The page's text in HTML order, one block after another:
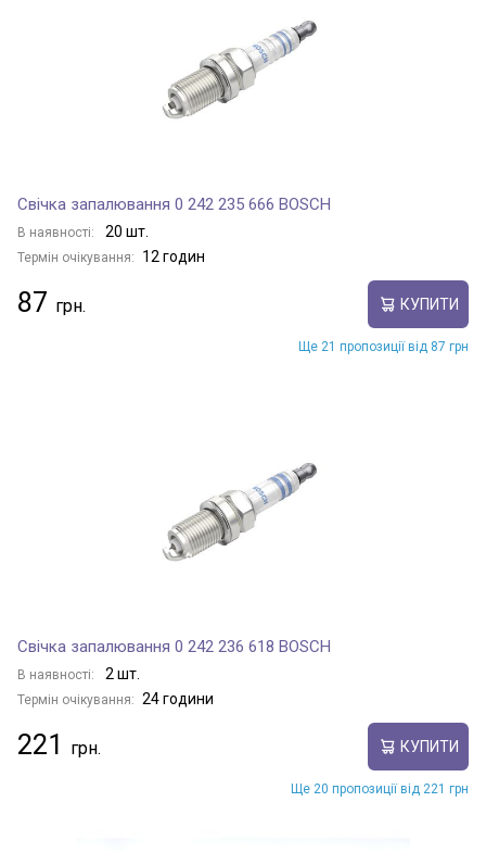
Свічка запалювання 0 242 235 666 BOSCH
В наявності: 20 шт.
Термін очікування: 12 годин
87 КУПИТИ
Ще 21 пропозиції від 87 грн
Свічка запалювання 0 242 236 618 BOSCH
В наявності: 2 шт.
Термін очікування: 24 години
221 КУПИТИ
Ще 20 пропозиції від 221 грн